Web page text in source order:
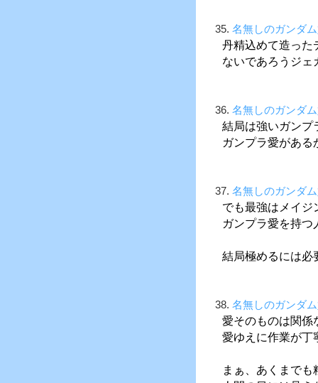
35. 名無しのガンダ
丹精込めて造った
ないであろうジェ
36. 名無しのガンダ
結局は強いガンプ
ガンプラ愛がある
37. 名無しのガンダ
でも最強はメイジ
ガンプラ愛を持つ
結局極めるには必
38. 名無しのガンダ
愛そのものは関係
愛ゆえに作業が丁
まぁ、あくまで